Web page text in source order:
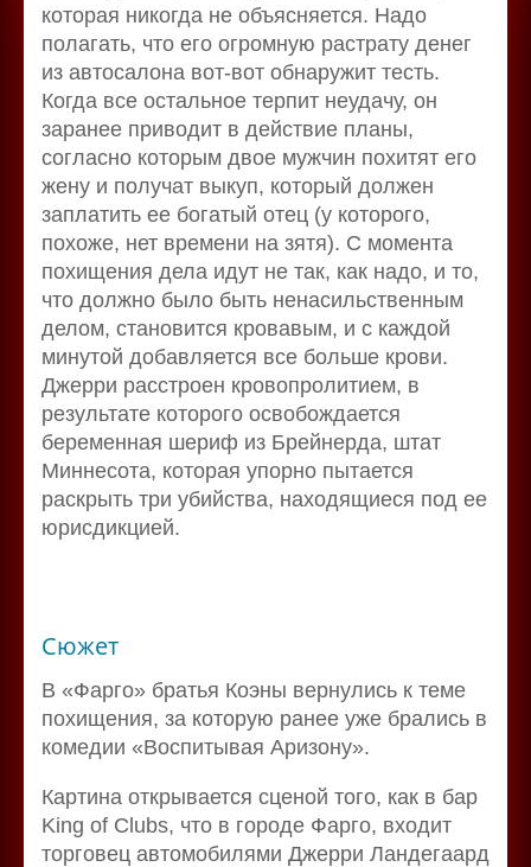
которая никогда не объясняется. Надо
полагать, что его огромную растрату денег
из автосалона вот-вот обнаружит тесть.
Когда все остальное терпит неудачу, он
заранее приводит в действие планы,
согласно которым двое мужчин похитят его
жену и получат выкуп, который должен
заплатить ее богатый отец (у которого,
похоже, нет времени на зятя). С момента
похищения дела идут не так, как надо, и то,
что должно было быть ненасильственным
делом, становится кровавым, и с каждой
минутой добавляется все больше крови.
Джерри расстроен кровопролитием, в
результате которого освобождается
беременная шериф из Брейнерда, штат
Миннесота, которая упорно пытается
раскрыть три убийства, находящиеся под ее
юрисдикцией.
Сюжет
В «Фарго» братья Коэны вернулись к теме
похищения, за которую ранее уже брались в
комедии «Воспитывая Аризону».
Картина открывается сценой того, как в бар
King of Clubs, что в городе Фарго, входит
торговец автомобилями Джерри Ландегаард